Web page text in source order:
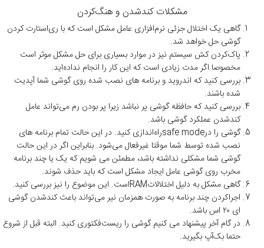
مشکلات کندشدن و هنگ‌کردن
گاهی یک اختلال جزئی نرم‌افزاری عامل مشکل است که با ری‌استارت کردن
گوشی حل خواهد شد.
پاک‌کردن کش سیستم نیز در موارد بسیاری برای حل مشکل موثر است
مخصوصا اگر مدت زیادی است که این کار را انجام نداده‌اید.
بررسی کنید که اندروید و برنامه های نصب شده روی گوشی شما آپدیت
شده باشند.
بررسی کنید که حافظه گوشی پر نباشد زیرا پر بودن رم می‌تواند عامل
کندشدن عملکرد گوشی باشد.
گوشی را درsafe modeراه‌اندازی کنید. در این حالت تمام برنامه های
نصب شده توسط شما موقتا غیرفعال می‌شود. بنابراین اگر در این حالت
گوشی شما مشکلی نداشته باشد، مطمئن می شویم که یک یا چند برنامه
مخرب روی گوشی عامل ایجاد مشکل است که باید حذف شوند.
گاهی مشکل به دلیل اختلالاتRAMاست. این موضوع را نیز بررسی کنید.
اجراکردن چند برنامه به صورت همزمان نیر می‌تواند باعث کندشدن گوشی
ای ۲۰ اس باشد.
در گام آخر پیشنهاد می کنیم گوشی را ریست‌فکتوری کنید. البته قبل از شروع
حتما بک‌آپ بگیرید.